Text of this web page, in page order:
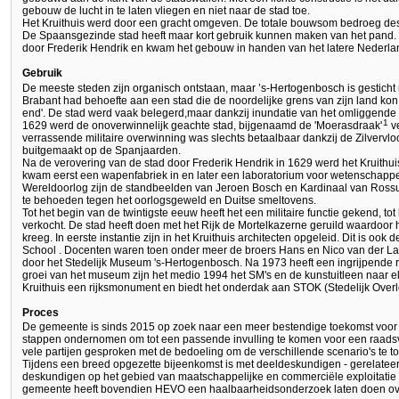
gebouw de lucht in te laten vliegen en niet naar de stad toe.
Het Kruithuis werd door een gracht omgeven. De totale bouwsom bedroeg
De Spaansgezinde stad heeft maar kort gebruik kunnen maken van het
door Frederik Hendrik en kwam het gebouw in handen van het latere
Gebruik
De meeste steden zijn organisch ontstaan, maar ’s-Hertogenbosch is
Brabant had behoefte aan een stad die de noordelijke grens van zijn land
end'. De stad werd vaak belegerd,maar dankzij inundatie van het
1629 werd de onoverwinnelijk geachte stad, bijgenaamd de 'Moerasdraak'1
verrassende militaire overwinning was slechts betaalbaar dankzij de
buitgemaakt op de Spanjaarden.
Na de verovering van de stad door Frederik Hendrik in 1629 werd het
kwam eerst een wapenfabriek in en later een laboratorium voor
Wereldoorlog zijn de standbeelden van Jeroen Bosch en Kardinaal van
te behoeden tegen het oorlogsgeweld en Duitse smeltovens.
Tot het begin van de twintigste eeuw heeft het een militaire functie gekend,
verkocht. De stad heeft doen met het Rijk de Mortelkazerne geruild
kreeg. In eerste instantie zijn in het Kruithuis architecten opgeleid. Dit is ook
School . Docenten waren toen onder meer de broers Hans en Nico van der
door het Stedelijk Museum 's-Hertogenbosch. Na 1973 heeft een
groei van het museum zijn het medio 1994 het SM's en de kunstuitleen naar
Kruithuis een rijksmonument en biedt het onderdak aan STOK (Stedelijk
Proces
De gemeente is sinds 2015 op zoek naar een meer bestendige toekomst
stappen ondernomen om tot een passende invulling te komen voor een
vele partijen gesproken met de bedoeling om de verschillende scenario's te
Tijdens een breed opgezette bijeenkomst is met deeldeskundigen -
deskundigen op het gebied van maatschappelijke en commerciële
gemeente heeft bovendien HEVO een haalbaarheidsonderzoek laten doen